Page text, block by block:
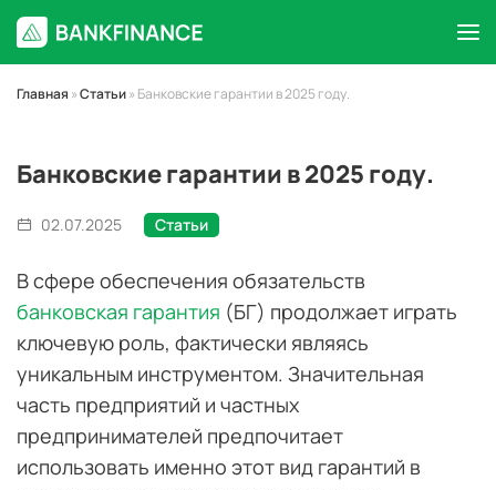
Главная »Статьи» Банковские гарантии в 2025 году.
Банковские гарантии в 2025 году.
02.07.2025 Статьи
В сфере обеспечения обязательств
банковская гарантия (БГ) продолжает играть
ключевую роль, фактически являясь
уникальным инструментом. Значительная
часть предприятий и частных
предпринимателей предпочитает
использовать именно этот вид гарантий в